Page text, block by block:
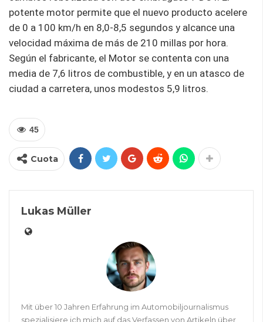
potente motor permite que el nuevo producto acelere
de 0 a 100 km/h en 8,0-8,5 segundos y alcance una
velocidad máxima de más de 210 millas por hora.
Según el fabricante, el Motor se contenta con una
media de 7,6 litros de combustible, y en un atasco de
ciudad a carretera, unos modestos 5,9 litros.
45
Cuota
Lukas Müller
Mit über 10 Jahren Erfahrung im Automobiljournalismus
spezialisiere ich mich auf das Verfassen von Artikeln über